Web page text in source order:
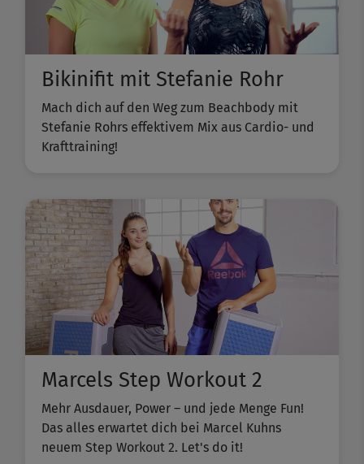
Bikinifit mit Stefanie Rohr
Mach dich auf den Weg zum Beachbody mit
Stefanie Rohrs effektivem Mix aus Cardio- und
Krafttraining!
Marcels Step Workout 2
Mehr Ausdauer, Power – und jede Menge Fun!
Das alles erwartet dich bei Marcel Kuhns
neuem Step Workout 2. Let's do it!